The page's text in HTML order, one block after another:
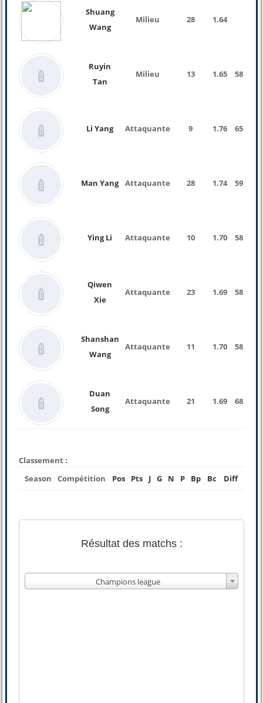
Shuang
Wang
Milieu 28 1.64
Ruyin
Tan
Milieu 13 1.65 58 Kg
Li Yang Attaquante 9 1.76 65 Kg
Man Yang Attaquante 28 1.74 59 Kg
Ying Li Attaquante 10 1.70 58 Kg
Qiwen
Xie
Attaquante 23 1.69 58 Kg
Shanshan
Wang
Attaquante 11 1.70 58 Kg
Duan
Song
Attaquante 21 1.69 68 Kg
Classement :
Season
Compétition Pos Pts J G N P Bp Bc Diff
Résultat des matchs :
Champions league